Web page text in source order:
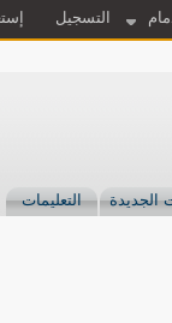
التسجيل
الجديدة التعليمات